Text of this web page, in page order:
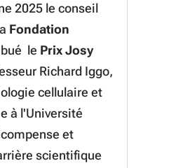
2025 le conseil
Fondation
le Prix Josy
Richard Iggo,
cellulaire et
à l'Université
et
scientifique